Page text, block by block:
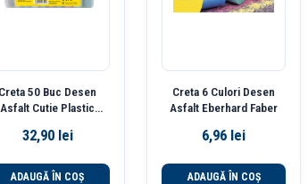
Creta 50 Buc Desen
Asfalt Cutie Plastic
32,90 lei
ADAUGĂ ÎN COȘ
Creta 6 Culori Desen
Asfalt Eberhard Faber
6,96 lei
ADAUGĂ ÎN COȘ